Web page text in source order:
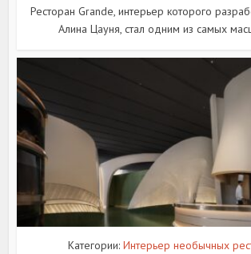
Ресторан Grande, интерьер которого
Алина Цауня, стал одним из самых
Категории: Интерьер необычных